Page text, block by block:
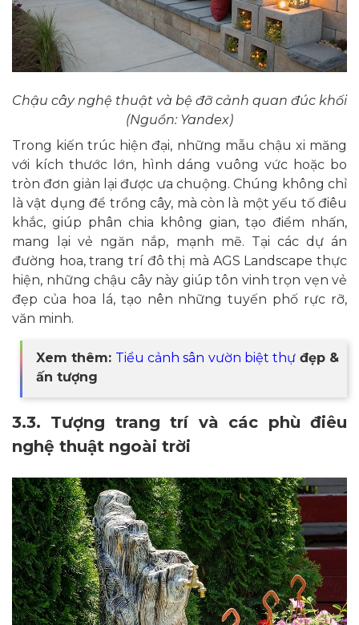
Chậu cây nghệ thuật và bệ đỡ cảnh quan đúc khối
(Nguồn: Yandex)
Trong kiến trúc hiện đại, những mẫu chậu xi măng
với kích thước lớn, hình dáng vuông vức hoặc bo
tròn đơn giản lại được ưa chuộng. Chúng không chỉ
là vật dụng để trồng cây, mà còn là một yếu tố điêu
khắc, giúp phân chia không gian, tạo điểm nhấn,
mang lại vẻ ngăn nắp, mạnh mẽ. Tại các dự án
đường hoa, trang trí đô thị mà AGS Landscape thực
hiện, những chậu cây này giúp tôn vinh trọn vẹn vẻ
đẹp của hoa lá, tạo nên những tuyến phố rực rỡ,
văn minh.
Xem thêm: Tiểu cảnh sân vườn biệt thựđẹp &
ấn tượng
3.3. Tượng trang trí và các phù điêu
nghệ thuật ngoài trời